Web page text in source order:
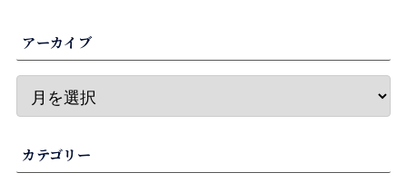
アーカイブ
カテゴリー